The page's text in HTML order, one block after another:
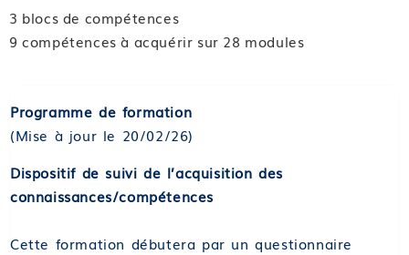
3 blocs de compétences
9 compétences à acquérir sur 28 modules
Programme de formation
(Mise à jour le 20/02/26)
Dispositif de suivi de l’acquisition des
connaissances/compétences
Cette formation débutera par un questionnaire